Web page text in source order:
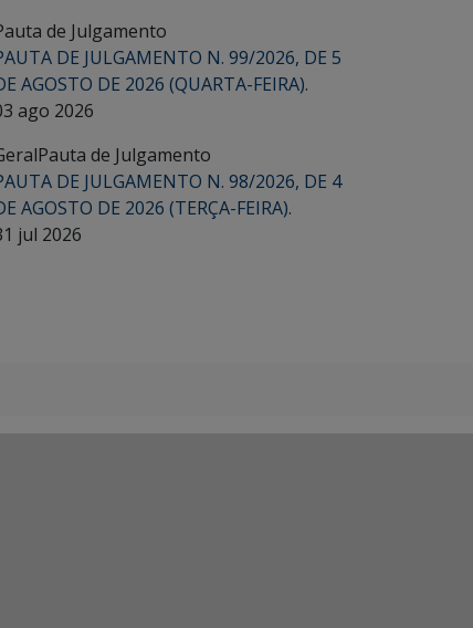
de Julgamento
DE JULGAMENTO N. 99/2026, DE 5
AGOSTO DE 2026 (QUARTA-FEIRA).
ago 2026
Pauta de Julgamento
DE JULGAMENTO N. 98/2026, DE 4
AGOSTO DE 2026 (TERÇA-FEIRA).
jul 2026